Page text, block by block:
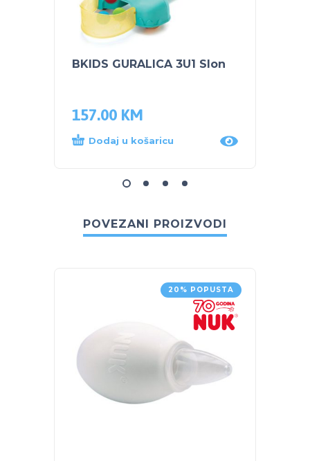
BKIDS GURALICA 3U1 Slon
157.00 KM
Dodaj u košaricu
POVEZANI PROIZVODI
20% POPUSTA